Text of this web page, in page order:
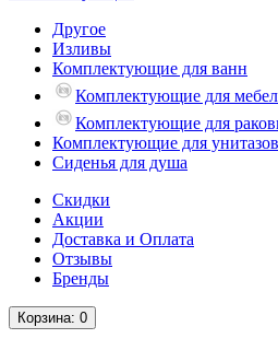
Другое
Изливы
Комплектующие для ванн
Комплектующие для
Комплектующие для
Комплектующие для унитазов
Сиденья для душа
Скидки
Акции
Доставка и Оплата
Отзывы
Бренды
Корзина: 0